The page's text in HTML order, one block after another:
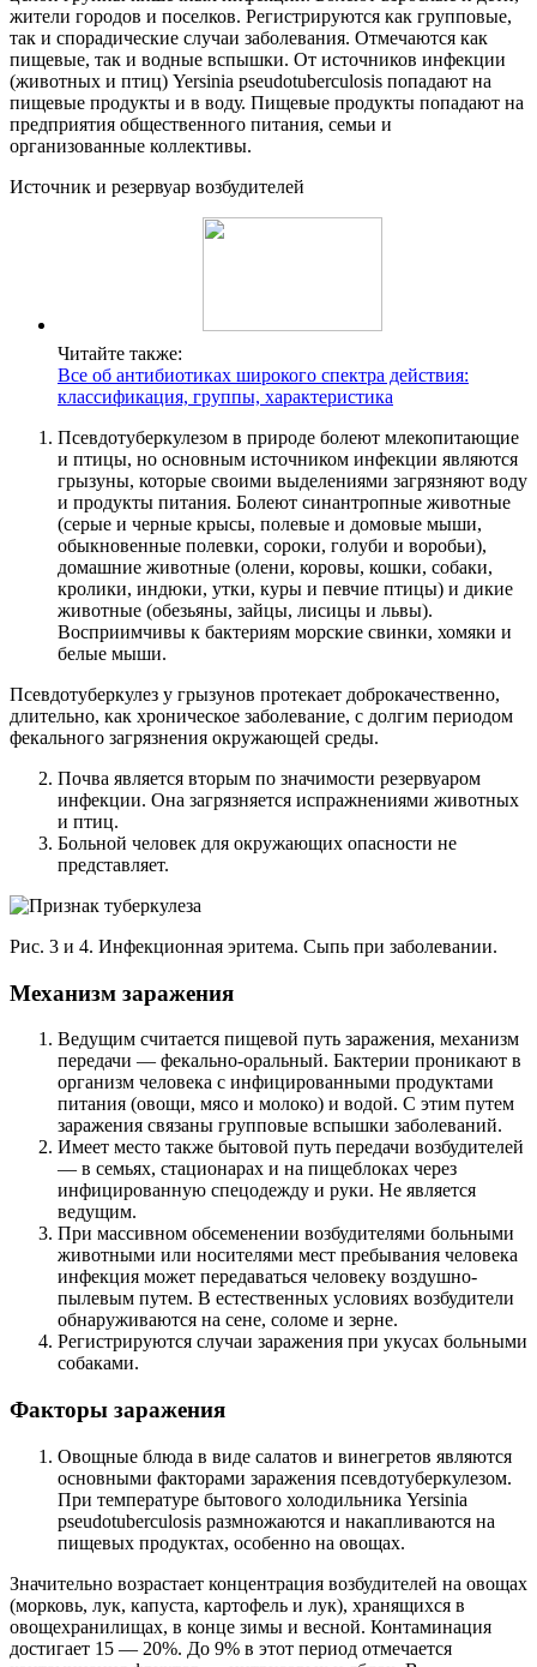
жители городов и поселков. Регистрируются как групповые,
так и спорадические случаи заболевания. Отмечаются как
пищевые, так и водные вспышки. От источников инфекции
(животных и птиц) Yersinia pseudotuberculosis попадают на
пищевые продукты и в воду. Пищевые продукты попадают на
предприятия общественного питания, семьи и
организованные коллективы.
Источник и резервуар возбудителей
Читайте также:
Все об антибиотиках широкого спектра действия:
классификация, группы, характеристика
Псевдотуберкулезом в природе болеют млекопитающие
и птицы, но основным источником инфекции являются
грызуны, которые своими выделениями загрязняют воду
и продукты питания. Болеют синантропные животные
(серые и черные крысы, полевые и домовые мыши,
обыкновенные полевки, сороки, голуби и воробьи),
домашние животные (олени, коровы, кошки, собаки,
кролики, индюки, утки, куры и певчие птицы) и дикие
животные (обезьяны, зайцы, лисицы и львы).
Восприимчивы к бактериям морские свинки, хомяки и
белые мыши.
Псевдотуберкулез у грызунов протекает доброкачественно,
длительно, как хроническое заболевание, с долгим периодом
фекального загрязнения окружающей среды.
Почва является вторым по значимости резервуаром
инфекции. Она загрязняется испражнениями животных
и птиц.
Больной человек для окружающих опасности не
представляет.
Рис. 3 и 4. Инфекционная эритема. Сыпь при заболевании.
Механизм заражения
Ведущим считается пищевой путь заражения, механизм
передачи — фекально-оральный. Бактерии проникают в
организм человека с инфицированными продуктами
питания (овощи, мясо и молоко) и водой. С этим путем
заражения связаны групповые вспышки заболеваний.
Имеет место также бытовой путь передачи возбудителей
— в семьях, стационарах и на пищеблоках через
инфицированную спецодежду и руки. Не является
ведущим.
При массивном обсеменении возбудителями больными
животными или носителями мест пребывания человека
инфекция может передаваться человеку воздушно-
пылевым путем. В естественных условиях возбудители
обнаруживаются на сене, соломе и зерне.
Регистрируются случаи заражения при укусах больными
собаками.
Факторы заражения
Овощные блюда в виде салатов и винегретов являются
основными факторами заражения псевдотуберкулезом.
При температуре бытового холодильника Yersinia
pseudotuberculosis размножаются и накапливаются на
пищевых продуктах, особенно на овощах.
Значительно возрастает концентрация возбудителей на овощах
(морковь, лук, капуста, картофель и лук), хранящихся в
овощехранилищах, в конце зимы и весной. Контаминация
достигает 15 — 20%. До 9% в этот период отмечается